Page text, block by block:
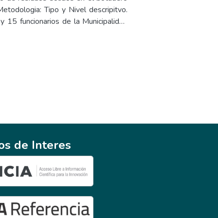
pasó de 10.04 a 16.18. En cuanto a
subió de 10.29 a 15.55. La mayor
la media se incrementó de 9.87
Tipo y Nivel descripitvo.
funcionarios de la Municipalidad
acumulación de residuos),
y microplásticos) y -58 (Impacto
Encuesta a la población: Item:
indica que en su localidad no se
el 33,96% señala que en
presencia de plagas, el 18,86%
suelo, asimismo, el 86,79% indica
de la población.Item: Gestión de
de Interes